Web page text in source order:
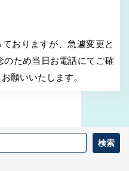
おりますが、急遽変更と
のため当日お電話にてご確
願いいたします。